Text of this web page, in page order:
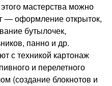
мастерства можно
— оформление открыток,
бутылочек,
панно и др.
с техникой картонаж
и перелетного
(создание блокнотов и